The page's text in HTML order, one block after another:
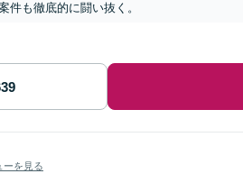
も徹底的に闘い抜く。
ーを見る